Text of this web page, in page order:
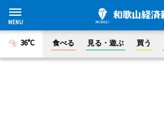
36°C 食べる 見る・遊ぶ 買う